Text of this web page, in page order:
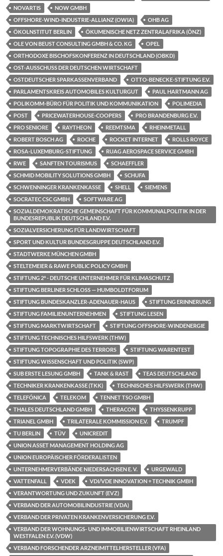
NOVARTIS
NOW GMBH
OFFSHORE-WIND-INDUSTRIE-ALLIANZ (OWIA)
OHB AG
ÖKOLNSTITUT BERLIN
ÖKUMENISCHE NETZ ZENTRALAFRIKA (ÖNZ)
OLE VON BEUST CONSULTING GMBH & CO. KG
OPEL
ORTHODOXE BISCHOFSKONFERENZ IN DEUTSCHLAND (OBKD)
OST-AUSSCHUSS DER DEUTSCHEN WIRTSCHAFT
OSTDEUTSCHER SPARKASSENVERBAND
OTTO-BENECKE-STIFTUNG E.V.
PARLAMENTSKREIS AUTOMOBILES KULTURGUT
PAUL HARTMANN AG
POLIKOMM-BÜRO FÜR POLITIK UND KOMMUNIKATION
POLIMEDIA
POST
PRICEWATERHOUSE-COOPERS
PRO BRANDENBURG E.V.
PRO SENIORE
RAYTHEON REEMTSMA
RHEINMETALL
ROBERT BOSCH AG
ROCHE ROCKET INTERNET
ROLLS ROYCE
ROSA-LUXEMBURG-STIFTUNG
RUAG AEROSPACE SERVICE GMBH
RWE
SANFTEN TOURISMUS
SCHAEFFLER
SCHMID MOBILITY SOLUTIONS GMBH
SCHUFA
SCHWENNINGER KRANKENKASSE
SHELL
SIEMENS
SOCRATEC CSC GMBH
SOFTWARE AG
SOZIALDEMOKRATISCHE GEMEINSCHAFT FÜR KOMMUNALPOLITIK IN DER
BUNDESREPUBLIK DEUTSCHLAND E.V.
SOZIALVERSICHERUNG FÜR LANDWIRTSCHAFT
SPORT UND KULTUR BUNDESGRUPPE DEUTSCHLAND E.V.
STADTWERKE MÜNCHEN GMBH
STELTEMEIER & RAWE PUBLIC POLICY GMBH
STIFTUNG 2° - DEUTSCHE UNTERNEHMER FÜR KLIMASCHUTZ
STIFTUNG BERLINER SCHLOSS — HUMBOLDTFORUM
STIFTUNG BUNDESKANZLER-ADENAUER-HAUS
STIFTUNG ERINNERUNG
STIFTUNG FAMILIENUNTERNEHMEN
STIFTUNG LESEN
STIFTUNG MARKTWIRTSCHAFT
STIFTUNG OFFSHORE-WINDENERGIE
STIFTUNG TECHNISCHES HILFSWERK (THW)
STIFTUNG TOPOGRAPHIE DES TERRORS
STIFTUNG WARENTEST
STIFTUNG WISSENSCHAFT UND POLITIK (SWP)
SUB ERSTE LESUNG GMBH
TANK & RAST
TEAS DEUTSCHLAND
TECHNIKER KRANKENKASSE (TKK)
TECHNISCHES HILFSWERK (THW)
TELEFÓNICA
TELEKOM
TENNET TSO GMBH
THALES DEUTSCHLAND GMBH
THERACON
THYSSENKRUPP
TRIANEL GMBH
TRILATERALE KOMMISSION E.V.
TRUMPF
TU BERLIN
TÜV
UNICREDIT
UNION ASSET MANAGEMENT HOLDING AG
UNION EUROPÄISCHER FÖRDERALISTEN
UNTERNEHMERVERBÄNDE NIEDERSACHSEN E. V.
URGEWALD
VATTENFALL
VDEK
VDI/VDE INNOVATION + TECHNIK GMBH
VERANTWORTUNG UND ZUKUNFT (EVZ)
VERBAND DER AUTOMOBILINDUSTRIE (VDA)
VERBAND DER PRIVATEN KRANKENVERSICHERUNG E.V.
VERBAND DER WOHNUNGS- UND IMMOBILIENWIRTSCHAFT RHEINLAND
WESTFALEN E.V. (VDW)
VERBAND FORSCHENDER ARZNEIMITTELHERSTELLER (VFA)